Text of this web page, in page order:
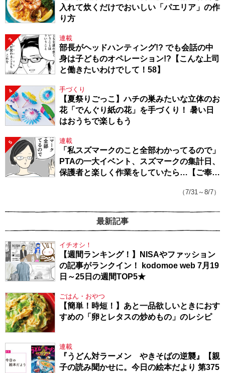
入れて炊くだけでおいしい「パエリア」の作
り方
3 連載
部長がヘッドハンティング!? でも会話の中
身は子どものオペレーション!?【こんな上司
と働きたいわけでして！58】
4 手づくり
【夏祭りごっこ】ハチの巣みたいな立体のお
花「でんぐり紙の花」を手づくり！ 暑い日
はおうちで楽しもう
5 連載
「私スズマークのこと全部わかってるので」
PTAの一大イベント、スズマークの集計日、
保護者と楽しく作業をしていたら…【ご奉仕
（7/31～8/7）
最新記事
イチオシ！
【週間ランキング！】NISAやファッション
の記事がランクイン！ kodomoe web 7月19
日～25日の週間TOP5★
ごはん・おやつ
【簡単！時短！】あと一品欲しいときにおす
すめの「卵とレタスの炒めもの」のレシピ
連載
『うどん対ラーメン やきそばの逆襲』【親
子の読み聞かせに。今日の絵本だより 第375